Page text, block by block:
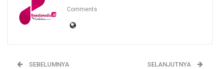
Comments
SEBELUMNYA SELANJUTNYA